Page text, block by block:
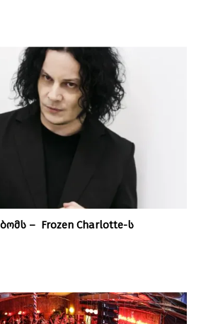
– Frozen Charlotte-ს